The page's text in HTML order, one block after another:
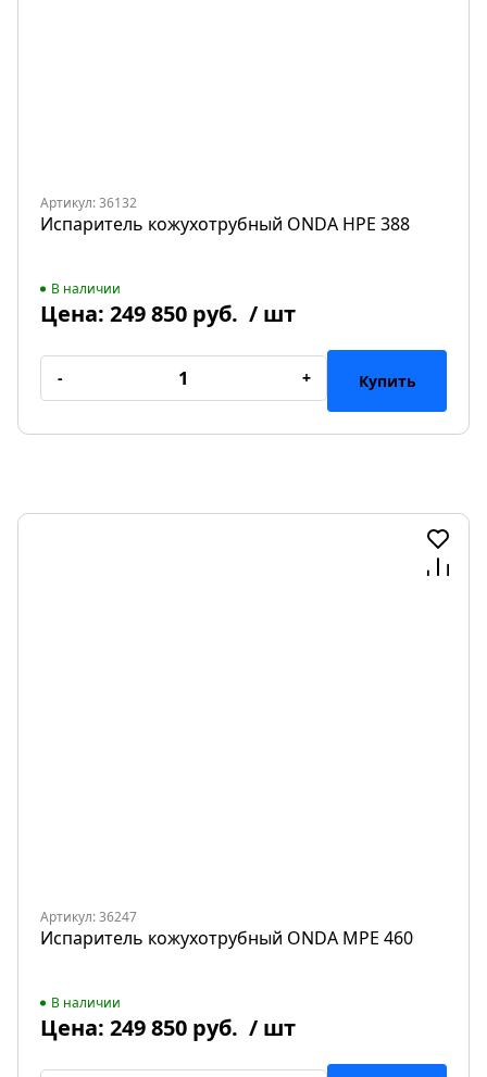
Артикул: 36132
Испаритель кожухотрубный ONDA HPE 388
В наличии
Цена: 249 850 руб. / шт
- + Купить
Артикул: 36247
Испаритель кожухотрубный ONDA MPE 460
В наличии
Цена: 249 850 руб. / шт